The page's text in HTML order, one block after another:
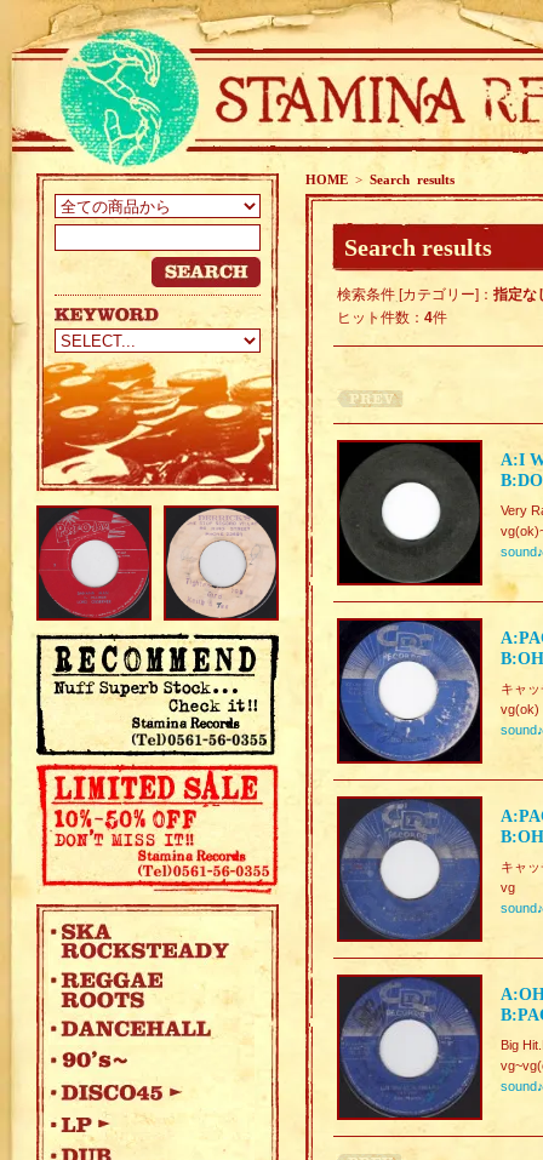
HOME > Search results
Search results
検索条件 [カテゴリー]： 指定な
ヒット件数： 4件
A:I
Very
sound♪
キャ
vg(ok)
sound♪
キャ
vg
sound♪
Big
sound♪